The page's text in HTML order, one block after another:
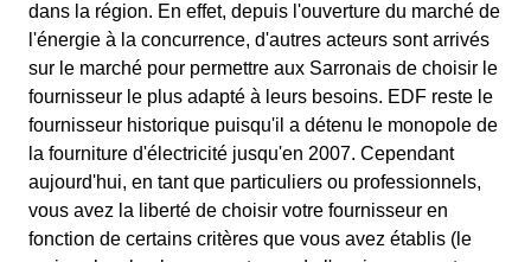
dans la région. En effet, depuis l'ouverture du marché de
l'énergie à la concurrence, d'autres acteurs sont arrivés
sur le marché pour permettre aux Sarronais de choisir le
fournisseur le plus adapté à leurs besoins. EDF reste le
fournisseur historique puisqu'il a détenu le monopole de
la fourniture d'électricité jusqu'en 2007. Cependant
aujourd'hui, en tant que particuliers ou professionnels,
vous avez la liberté de choisir votre fournisseur en
fonction de certains critères que vous avez établis (le